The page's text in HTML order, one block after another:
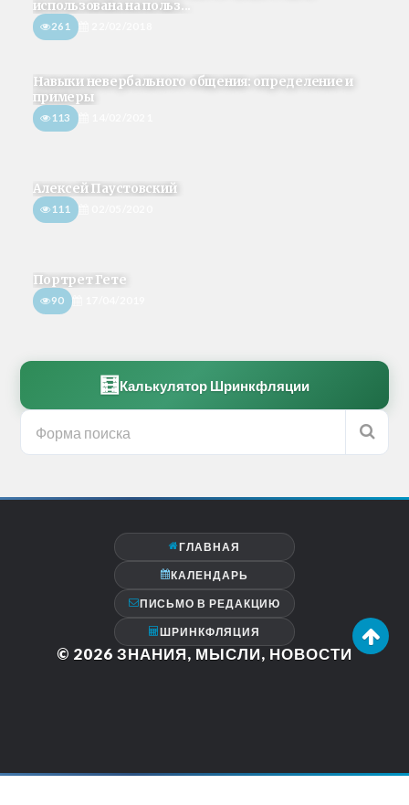
использована на польз...
261
Навыки невербального общения: определение и
примеры
113
Алексей Паустовский
111
Портрет Гете
90
🧮 Калькулятор Шринкфляции
ГЛАВНАЯ
КАЛЕНДАРЬ
ПИСЬМО В РЕДАКЦИЮ
ШРИНКФЛЯЦИЯ
© 2026 ЗНАНИЯ, МЫСЛИ, НОВОСТИ